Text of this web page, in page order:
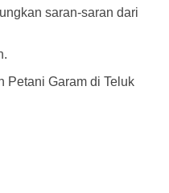
saran-saran dari
Petani Garam di Teluk